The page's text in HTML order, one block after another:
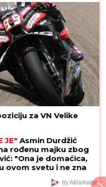
za VN Velike
JE" Asmin Durdžić
rođenu majku zbog
"Ona je domaćica,
ovom svetu i ne zna
by Aklamator